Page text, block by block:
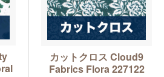
カットクロス Cloud9
Fabrics Flora 227122